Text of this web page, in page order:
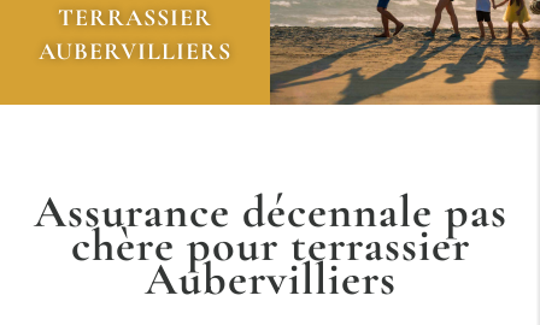
TERRASSIER
AUBERVILLIERS
Assurance décennale pas
chère pour terrassier
Aubervilliers